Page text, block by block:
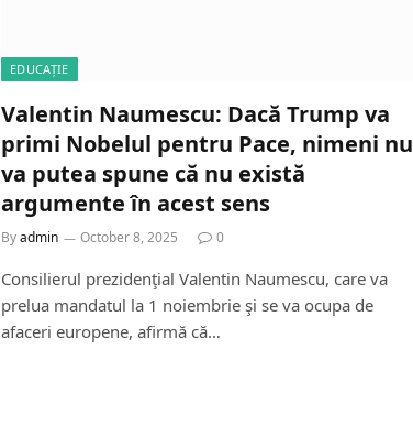
EDUCAȚIE
Valentin Naumescu: Dacă Trump va
primi Nobelul pentru Pace, nimeni nu
va putea spune că nu există
argumente în acest sens
Byadmin October 8, 2025 0
Consilierul prezidenţial Valentin Naumescu, care va
prelua mandatul la 1 noiembrie şi se va ocupa de
afaceri europene, afirmă că…